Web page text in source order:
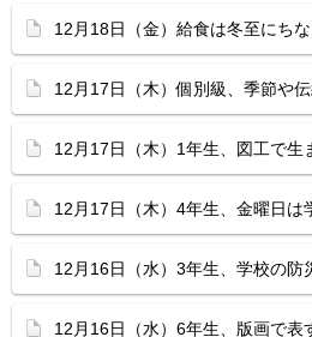
12月18日（金）給食は冬至にち
12月17日（木）個別級、季節や
12月17日（木）1年生、図工で生
12月17日（木）4年生、金曜日は
12月16日（水）3年生、学校の防
12月16日（水）6年生、版画で表